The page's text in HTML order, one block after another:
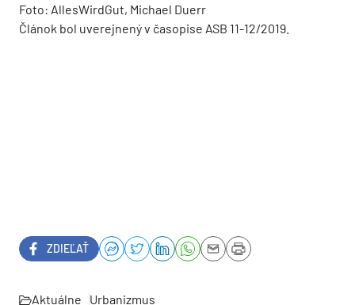
Foto: AllesWirdGut, Michael Duerr
Článok bol uverejnený v časopise ASB 11-12/2019.
ZDIEĽAŤ
Aktuálne
Urbanizmus